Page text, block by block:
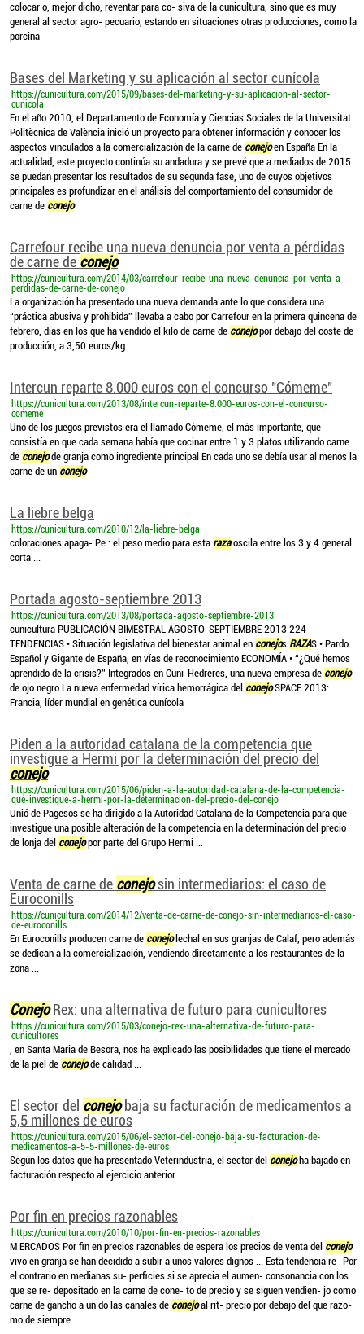
colocar o, mejor dicho, reventar para co- siva de la cunicultura, sino que es muy
general al sector agro- pecuario, estando en situaciones otras producciones, como la
porcina
Bases del Marketing y su aplicación al sector cunícola
https://cunicultura.com/2015/09/bases-del-marketing-y-su-aplicacion-al-sector-
cunicola
En el año 2010, el Departamento de Economía y Ciencias Sociales de la Universitat
Politècnica de València inició un proyecto para obtener información y conocer los
aspectos vinculados a la comercialización de la carne de conejoen España En la
actualidad, este proyecto continúa su andadura y se prevé que a mediados de 2015
se puedan presentar los resultados de su segunda fase, uno de cuyos objetivos
principales es profundizar en el análisis del comportamiento del consumidor de
carne de conejo
Carrefour recibe una nueva denuncia por venta a pérdidas
de carne de conejo
https://cunicultura.com/2014/03/carrefour-recibe-una-nueva-denuncia-por-venta-a-
perdidas-de-carne-de-conejo
La organización ha presentado una nueva demanda ante lo que considera una
“práctica abusiva y prohibida” llevaba a cabo por Carrefour en la primera quincena de
febrero, días en los que ha vendido el kilo de carne de conejopor debajo del coste de
producción, a 3,50 euros/kg ...
Intercun reparte 8.000 euros con el concurso "Cómeme"
https://cunicultura.com/2013/08/intercun-reparte-8.000-euros-con-el-concurso-
comeme
Uno de los juegos previstos era el llamado Cómeme, el más importante, que
consistía en que cada semana había que cocinar entre 1 y 3 platos utilizando carne
de conejode granja como ingrediente principal En cada uno se debía usar al menos la
carne de un conejo
La liebre belga
https://cunicultura.com/2010/12/la-liebre-belga
coloraciones apaga- Pe : el peso medio para esta razaoscila entre los 3 y 4 general
corta ...
Portada agosto-septiembre 2013
https://cunicultura.com/2013/08/portada-agosto-septiembre-2013
cunicultura PUBLICACIÓN BIMESTRAL AGOSTO-SEPTIEMBRE 2013 224
TENDENCIAS • Situación legislativa del bienestar animal en conejos RAZAS • Pardo
Español y Gigante de España, en vías de reconocimiento ECONOMÍA • “¿Qué hemos
aprendido de la crisis?” Integrados en Cuni-Hedreres, una nueva empresa de conejo
de ojo negro La nueva enfermedad vírica hemorrágica del conejoSPACE 2013:
Francia, líder mundial en genética cunícola
Piden a la autoridad catalana de la competencia que
investigue a Hermi por la determinación del precio del
conejo
https://cunicultura.com/2015/06/piden-a-la-autoridad-catalana-de-la-competencia-
que-investigue-a-hermi-por-la-determinacion-del-precio-del-conejo
Unió de Pagesos se ha dirigido a la Autoridad Catalana de la Competencia para que
investigue una posible alteración de la competencia en la determinación del precio
de lonja del conejopor parte del Grupo Hermi ...
Venta de carne de conejosin intermediarios: el caso de
Euroconills
https://cunicultura.com/2014/12/venta-de-carne-de-conejo-sin-intermediarios-el-caso-
de-euroconills
En Euroconills producen carne de conejolechal en sus granjas de Calaf, pero además
se dedican a la comercialización, vendiendo directamente a los restaurantes de la
zona ...
ConejoRex: una alternativa de futuro para cunicultores
https://cunicultura.com/2015/03/conejo-rex-una-alternativa-de-futuro-para-
cunicultores
, en Santa Maria de Besora, nos ha explicado las posibilidades que tiene el mercado
de la piel de conejode calidad ...
El sector del conejobaja su facturación de medicamentos a
5,5 millones de euros
https://cunicultura.com/2015/06/el-sector-del-conejo-baja-su-facturacion-de-
medicamentos-a-5-5-millones-de-euros
Según los datos que ha presentado Veterindustria, el sector del conejoha bajado en
facturación respecto al ejercicio anterior ...
Por fin en precios razonables
https://cunicultura.com/2010/10/por-fin-en-precios-razonables
M ERCADOS Por fin en precios razonables de espera los precios de venta del conejo
vivo en granja se han decidido a subir a unos valores dignos ... Esta tendencia re- Por
el contrario en medianas su- perficies si se aprecia el aumen- consonancia con los
que se re- depositado en la carne de cone- to de precio y se siguen vendien- jo como
carne de gancho a un do las canales de conejoal rit- precio por debajo del que razo-
mo de siempre